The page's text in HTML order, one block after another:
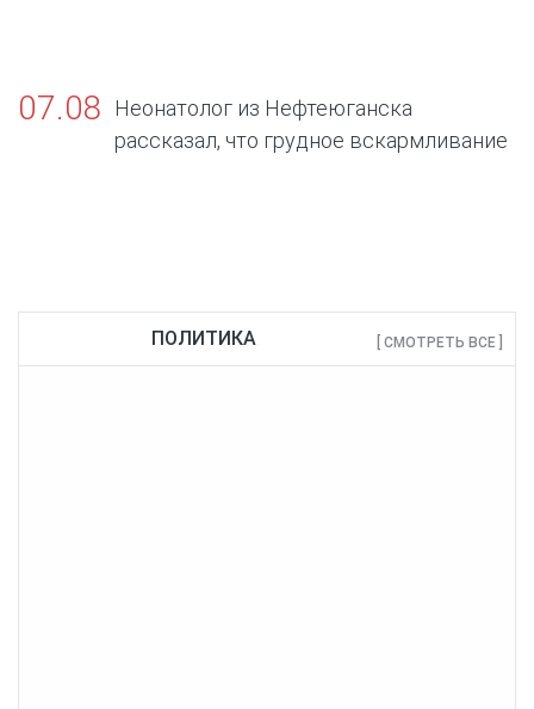
07.08
Неонатолог из Нефтеюганска
рассказал, что грудное вскармливание
ПОЛИТИКА [ СМОТРЕТЬ ВСЕ ]